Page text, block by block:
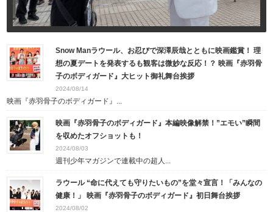
Snow Manラウール、お忍びで深澤辰哉とともに映画鑑賞！ 理
想の夏デートを発表するも観客は微妙な反応！？ 映画『赤羽骨
子のボディガード』大ヒット御礼舞台挨拶
2024/08/14
映画『赤羽骨子のボディガード』...
映画『赤羽骨子のボディガード』本編映像解禁！”エモい”瞬間
を収めたオフショットも！
2024/08/03
週刊少年マガジンで連載中の超人...
ラウール “命に代えても守りたいもの”を堂々宣言！「みんなの
健康！」 映画『赤羽骨子のボディガード』初日舞台挨拶
2024/08/02